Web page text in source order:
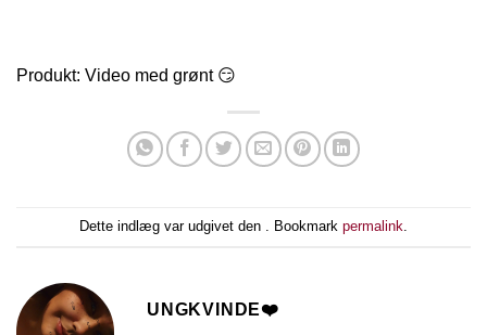
Produkt: Video med grønt 😏
Dette indlæg var udgivet den . Bookmark permalink
UNGKVINDE❤️